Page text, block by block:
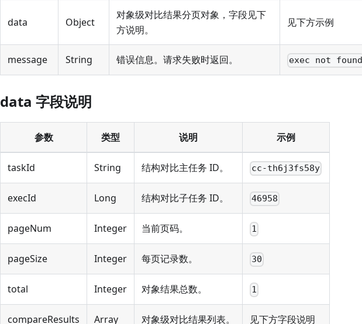
data Object
对象级对比结果分页对象，字段见下
方说明。
见下方示例
message String 错误信息。请求失败时返回。 exec not found
data 字段说明
参数 类型 说明 示例
taskId String 结构对比主任务 ID。 cc-th6j3fs58y
execId Long 结构对比子任务 ID。 46958
pageNum Integer 当前页码。 1
pageSize Integer 每页记录数。 30
total Integer 对象结果总数。 1
compareResults Array 对象级对比结果列表。 见下方字段说明